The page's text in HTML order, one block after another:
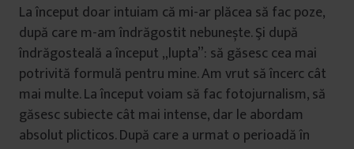
La început doar intuiam că mi-ar plăcea să fac poze,
după care m-am îndrăgostit nebunește. Şi după
îndrăgosteală a început „lupta”: să găsesc cea mai
potrivită formulă pentru mine. Am vrut să încerc cât
mai multe. La început voiam să fac fotojurnalism, să
găsesc subiecte cât mai intense, dar le abordam
absolut plicticos. După care a urmat o perioadă în